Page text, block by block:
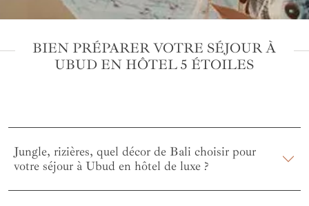
BIEN PRÉPARER VOTRE SÉJOUR À
UBUD EN HÔTEL 5 ÉTOILES
Jungle, rizières, quel décor de Bali choisir pour
votre séjour à Ubud en hôtel de luxe ?